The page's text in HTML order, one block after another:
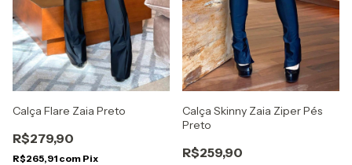
Calça Flare Zaia Preto
R$279,90
R$265,91 com Pix
Calça Skinny Zaia Ziper Pés
Preto
R$259,90